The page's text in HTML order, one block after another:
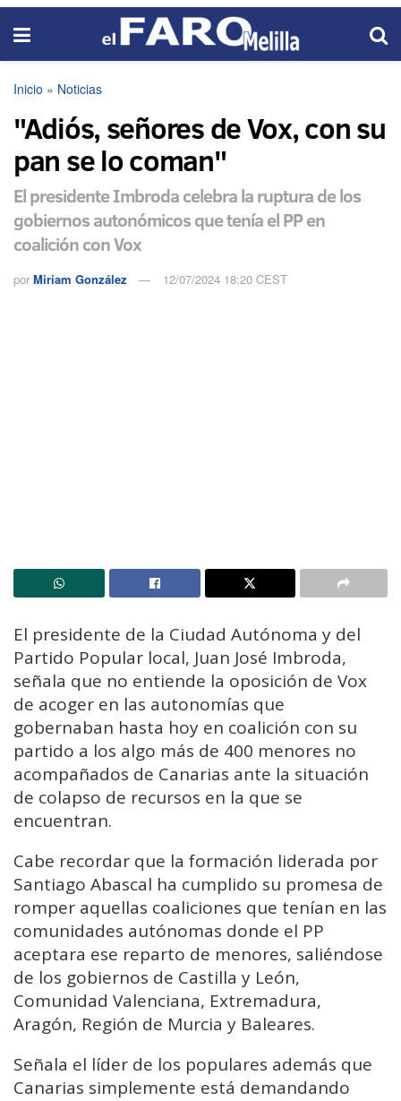
Inicio » Noticias
"Adiós, señores de Vox, con su
pan se lo coman"
El presidente Imbroda celebra la ruptura de los
gobiernos autonómicos que tenía el PP en
coalición con Vox
por Miriam González 12/07/2024 18:20 CEST
El presidente de la Ciudad Autónoma y del
Partido Popular local, Juan José Imbroda,
señala que no entiende la oposición de Vox
de acoger en las autonomías que
gobernaban hasta hoy en coalición con su
partido a los algo más de 400 menores no
acompañados de Canarias ante la situación
de colapso de recursos en la que se
encuentran.
Cabe recordar que la formación liderada por
Santiago Abascal ha cumplido su promesa de
romper aquellas coaliciones que tenían en las
comunidades autónomas donde el PP
aceptara ese reparto de menores, saliéndose
de los gobiernos de Castilla y León,
Comunidad Valenciana, Extremadura,
Aragón, Región de Murcia y Baleares.
Señala el líder de los populares además que
Canarias simplemente está demandando